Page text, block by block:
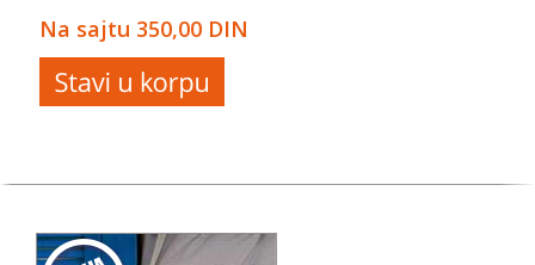
Na sajtu 350,00 DIN